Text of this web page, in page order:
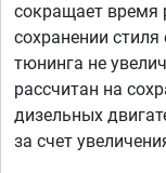
сокращает время
сохранении
тюнинга не
рассчитан на
дизельных
за счет